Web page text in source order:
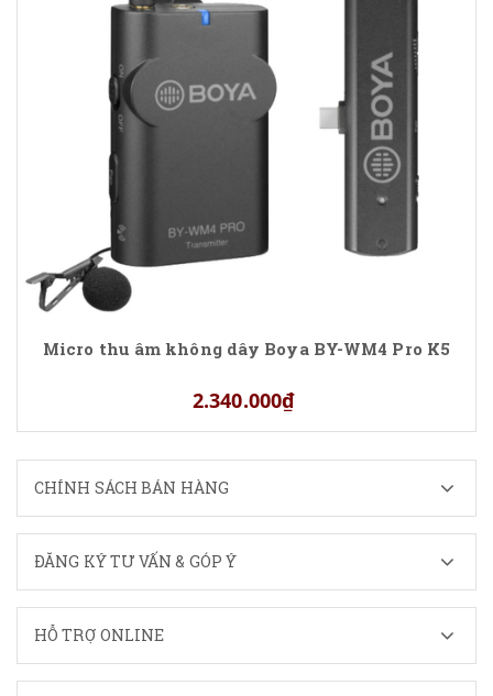
Micro thu âm không dây Boya BY-WM4 Pro K5
2.340.000₫
CHÍNH SÁCH BÁN HÀNG
ĐĂNG KÝ TƯ VẤN & GÓP Ý
HỖ TRỢ ONLINE